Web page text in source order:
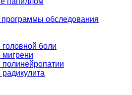
обследования
боли
мигрени
полинейропатии